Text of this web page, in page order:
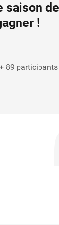
saison de
!
+ 89 participants